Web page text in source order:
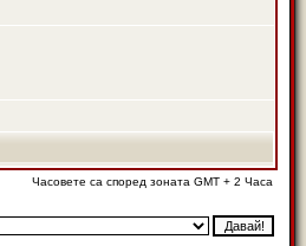
Часовете са според зоната GMT + 2 Часа